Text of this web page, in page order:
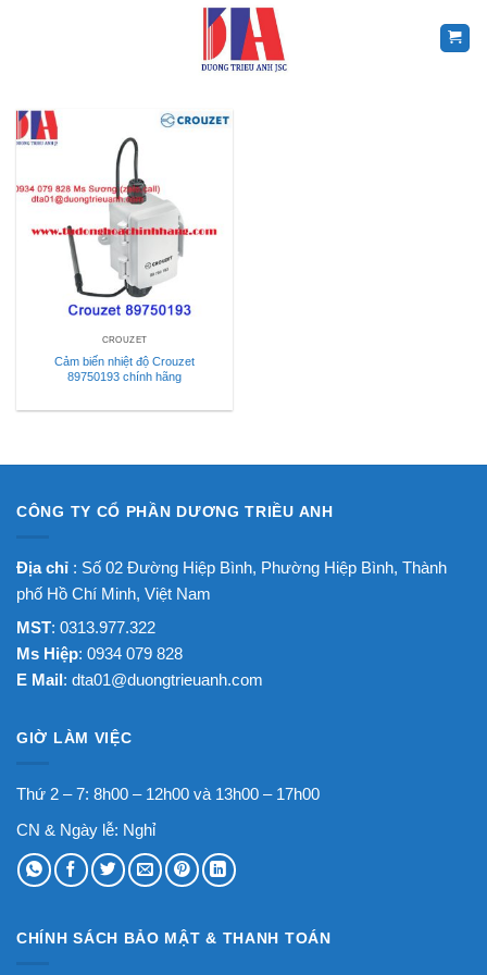
CROUZET
Cảm biến nhiệt độ Crouzet
89750193 chính hãng
CÔNG TY CỔ PHẦN DƯƠNG TRIỀU ANH
Địa chỉ : Số 02 Đường Hiệp Bình, Phường Hiệp Bình, Thành
phố Hồ Chí Minh, Việt Nam
MST: 0313.977.322
Ms Hiệp: 0934 079 828
E Mail: dta01@duongtrieuanh.com
GIỜ LÀM VIỆC
Thứ 2 – 7: 8h00 – 12h00 và 13h00 – 17h00
CN & Ngày lễ: Nghỉ
CHÍNH SÁCH BẢO MẬT & THANH TOÁN